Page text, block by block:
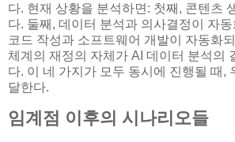
다. 현재 상황을 분석하면: 첫째, 콘텐츠
다. 둘째, 데이터 분석과 의사결정이 자
코드 작성과 소프트웨어 개발이 자동화
체계의 재정의 자체가 AI 데이터 분석의
다. 이 네 가지가 모두 동시에 진행될 때,
달한다.
임계점 이후의 시나리오들